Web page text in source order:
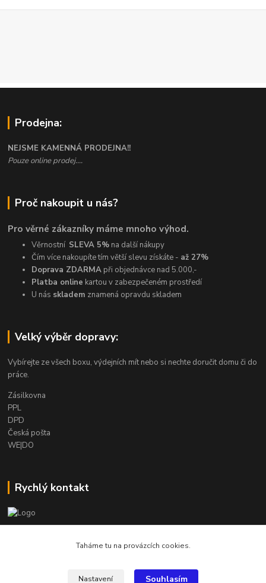
Prodejna:
NEJSME KAMENNÁ PRODEJNA!!
Pouze online prodej....
Proč nakoupit u nás?
Pro věrné zákazníky máme mnoho výhod.
Věrnostní SLEVA 5% na další nákupy
Čím více nakoupíte tím větší slevu získáte - až 27%
Doprava ZDARMA při objednávce nad 5.000,-
Platba online kartou v zabezpečeném prostředí
U nás skladem znamená opravdu skladem
Velký výběr dopravy:
Vybírejte ze všech boxu, výdejních mít nebo si nechte doručit domu či do
práce.
Zásilkovna
PPL
DPD
Česká pošta
WE|DO
Rychlý kontakt
info@armygalanterie.czTaháme tu na provázcích cookies.
Nastavení Souhlasím